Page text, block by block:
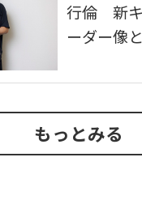
行倫 新キ
ーダー像
もっとみる